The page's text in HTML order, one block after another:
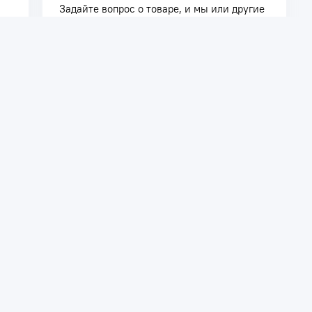
Задайте вопрос о товаре, и мы или другие